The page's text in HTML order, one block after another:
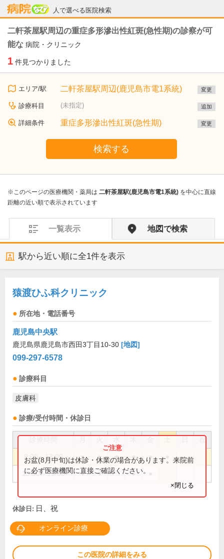
人で選べる医院検索
病院なび
二軒茶屋駅周辺の重症多形滲出性紅斑(急性期)の診察が可
能な 病院・クリニック
1 件見つかりました
エリア/駅 二軒茶屋駅周辺(鹿児島市電1系統) 変更
診療科目 (未指定) 追加
詳細条件 重症多形滲出性紅斑(急性期) 変更
検索する
※このページの医療機関・薬局は 二軒茶屋駅(鹿児島市電1系統) を中心に直線
距離の近い順で表示されています
一覧表示 地図で検索
駅から近い順に全1件を表示
猿渡ひふ科クリニック
所在地・電話番号
鹿児島中央駅
鹿児島県鹿児島市西田3丁目10-30 [地図]
099-297-6578
診療科目
皮膚科
診療/受付時間・休診日
祝
9:00～13:00 ● ● ● ● ●
15:00～19:00 ● ● ●
お盆(8月中旬)は休診・休業の場合があります。来院前
に必ず医療機関に直接ご確認ください。
×閉じる
休診日: 日、祝
オンライン診療
この医院の詳細をみる